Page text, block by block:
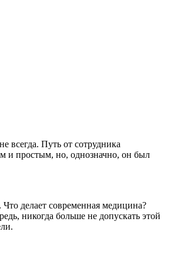
всегда. Путь от сотрудника
и простым, но, однозначно, он был
делает современная медицина?
никогда больше не допускать этой